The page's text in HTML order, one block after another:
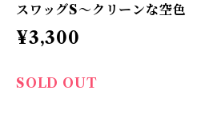
スワッグS〜クリーンな空色
¥3,300
SOLD OUT